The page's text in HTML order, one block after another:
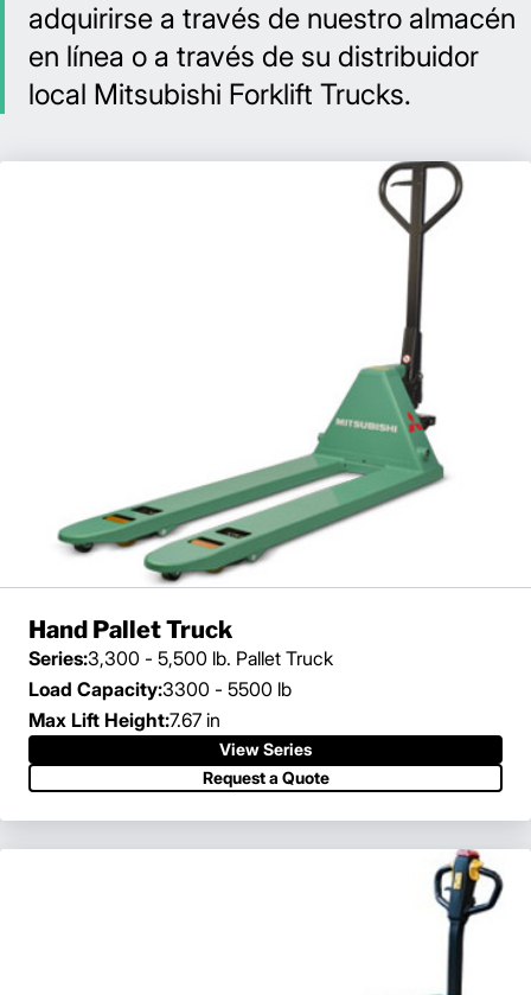
adquirirse a través de nuestro almacén
en línea o a través de su distribuidor
local Mitsubishi Forklift Trucks.
Hand Pallet Truck
Series:3,300 - 5,500 lb. Pallet Truck
Load Capacity:3300 - 5500 lb
Max Lift Height:7.67 in
View Series
Request a Quote